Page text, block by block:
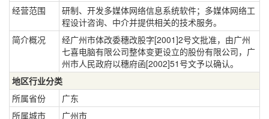
经营范围
研制、开发多媒体网络信息系统软件；多媒体网络工
程设计咨询、中介并提供相关的技术服务。
简介概况
经广州市体改委穗改股字[2001]2号文批准，由广州
七喜电脑有限公司整体变更设立的股份有限公司，广
州市人民政府以穗府函[2002]51号文予以确认。
地区行业分类
所属省份
广东
所属城市
广州市